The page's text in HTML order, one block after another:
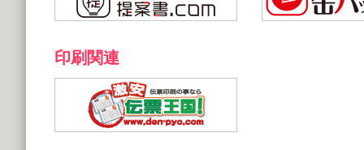
印刷関連